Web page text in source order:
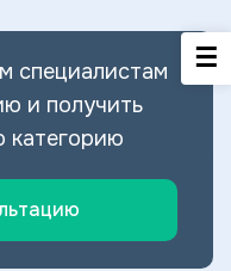
и лечение
кленового сиропа 2024
специалистам
и получить
категорию